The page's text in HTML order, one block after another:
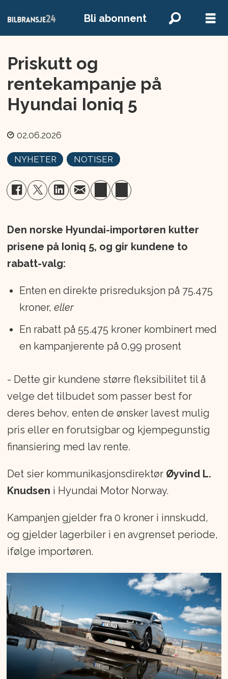
Bli abonnent
Priskutt og
rentekampanje på
Hyundai Ioniq 5
02.06.2026
NYHETER NOTISER
Den norske Hyundai-importøren kutter
prisene på Ioniq 5, og gir kundene to
rabatt-valg:
Enten en direkte prisreduksjon på 75.475
kroner, eller
En rabatt på 55.475 kroner kombinert med
en kampanjerente på 0,99 prosent
- Dette gir kundene større fleksibilitet til å
velge det tilbudet som passer best for
deres behov, enten de ønsker lavest mulig
pris eller en forutsigbar og kjempegunstig
finansiering med lav rente.
Det sier kommunikasjonsdirektør Øyvind L.
Knudsen i Hyundai Motor Norway.
Kampanjen gjelder fra 0 kroner i innskudd,
og gjelder lagerbiler i en avgrenset periode,
ifølge importøren.